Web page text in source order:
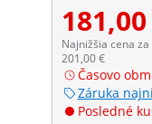
Najnižšia cena
201,00 €
Časovo
Záruka
Posledné